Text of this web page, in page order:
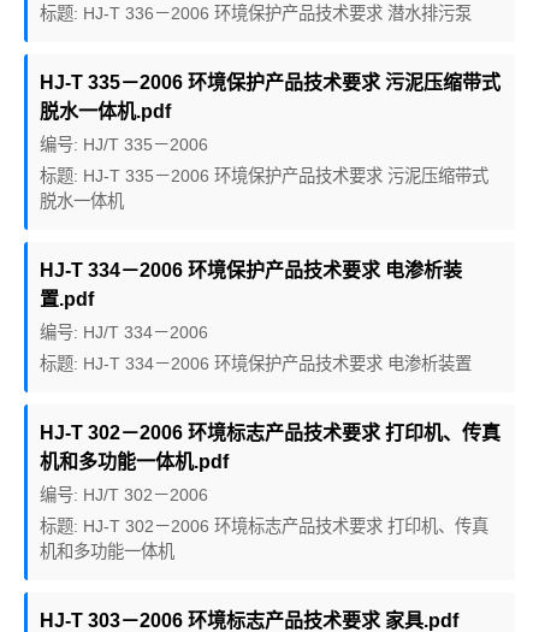
标题: HJ-T 336－2006 环境保护产品技术要求 潜水排污泵
HJ-T 335－2006 环境保护产品技术要求 污泥压缩带式
脱水一体机.pdf
编号: HJ/T 335－2006
标题: HJ-T 335－2006 环境保护产品技术要求 污泥压缩带式
脱水一体机
HJ-T 334－2006 环境保护产品技术要求 电渗析装
置.pdf
编号: HJ/T 334－2006
标题: HJ-T 334－2006 环境保护产品技术要求 电渗析装置
HJ-T 302－2006 环境标志产品技术要求 打印机、传真
机和多功能一体机.pdf
编号: HJ/T 302－2006
标题: HJ-T 302－2006 环境标志产品技术要求 打印机、传真
机和多功能一体机
HJ-T 303－2006 环境标志产品技术要求 家具.pdf